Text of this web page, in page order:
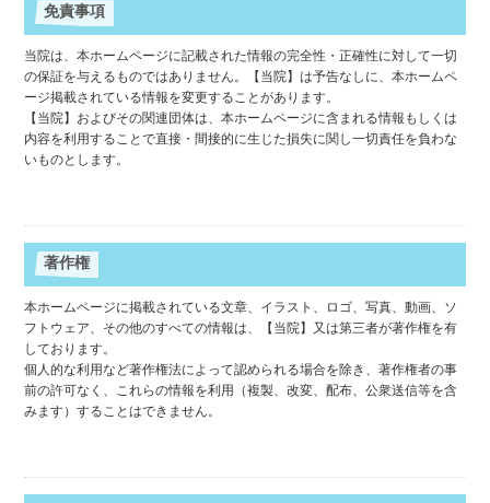
免責事項
当院は、本ホームページに記載された情報の完全性・正確性に対して一切
の保証を与えるものではありません。【当院】は予告なしに、本ホームペ
ージ掲載されている情報を変更することがあります。
【当院】およびその関連団体は、本ホームページに含まれる情報もしくは
内容を利用することで直接・間接的に生じた損失に関し一切責任を負わな
いものとします。
著作権
本ホームページに掲載されている文章、イラスト、ロゴ、写真、動画、ソ
フトウェア、その他のすべての情報は、【当院】又は第三者が著作権を有
しております。
個人的な利用など著作権法によって認められる場合を除き、著作権者の事
前の許可なく、これらの情報を利用（複製、改変、配布、公衆送信等を含
みます）することはできません。